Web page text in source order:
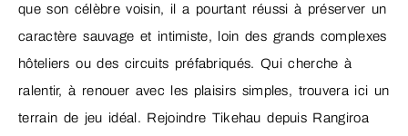
que son célèbre voisin, il a pourtant réussi à préserver un
caractère sauvage et intimiste, loin des grands complexes
hôteliers ou des circuits préfabriqués. Qui cherche à
ralentir, à renouer avec les plaisirs simples, trouvera ici un
terrain de jeu idéal. Rejoindre Tikehau depuis Rangiroa